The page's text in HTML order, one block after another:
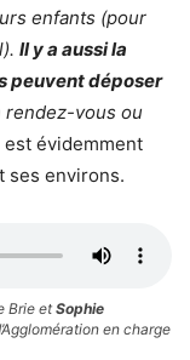
enfants (pour
Il y a aussi la
peuvent déposer
rendez-vous ou
est évidemment
ses environs.
Brie etSophie
en charge